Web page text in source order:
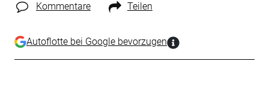
Kommentare Teilen
Autoflotte bei Google bevorzugen